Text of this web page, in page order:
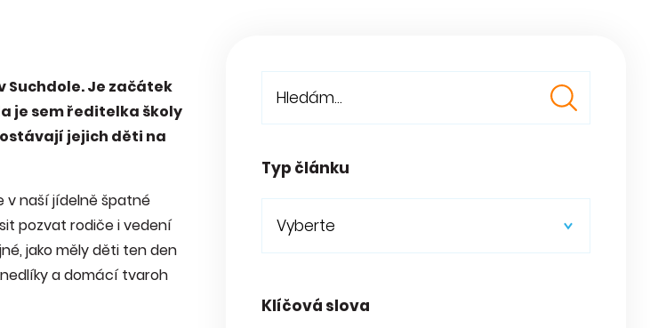
Suchdole. Je začátek
je sem ředitelka školy
jejich děti na
v naší jídelně špatné
pozvat rodiče i vedení
jako měly děti ten den
a domácí tvaroh
Typ článku
Vyberte
Klíčová slova